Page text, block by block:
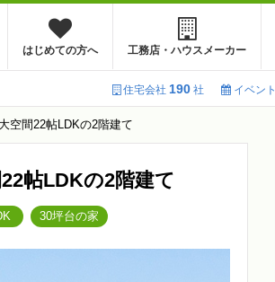
はじめての方へ 工務店・ハウスメーカー
住宅会社 190 社 イベント
空間22帖LDKの2階建て
帖LDKの2階建て
30坪台の家